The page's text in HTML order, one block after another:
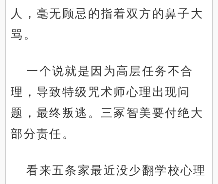
人，毫无顾忌的指着双方的鼻子大
骂。
一个说就是因为高层任务不合
理，导致特级咒术师心理出现问
题，最终叛逃。三冢智美要付绝大
部分责任。
看来五条家最近没少翻学校心理